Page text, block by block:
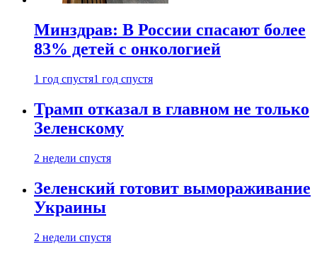
Минздрав: В России спасают более
83% детей с онкологией
1 год спустя1 год спустя
Трамп отказал в главном не только
Зеленскому
2 недели спустя
Зеленский готовит вымораживание
Украины
2 недели спустя